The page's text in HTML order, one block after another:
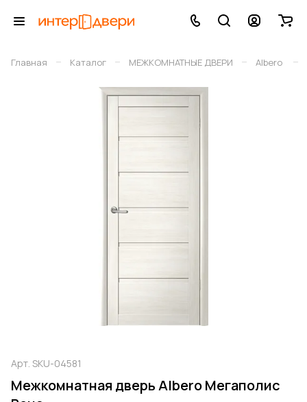
Главная – Каталог – МЕЖКОМНАТНЫЕ ДВЕРИ – Albero –
Арт. SKU-04581
Межкомнатная дверь Albero Мегаполис